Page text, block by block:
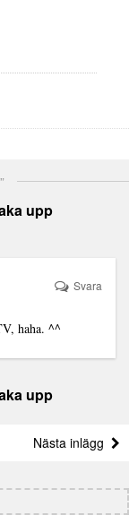
upp
haha. ^^
Svara
upp
Nästa inlägg